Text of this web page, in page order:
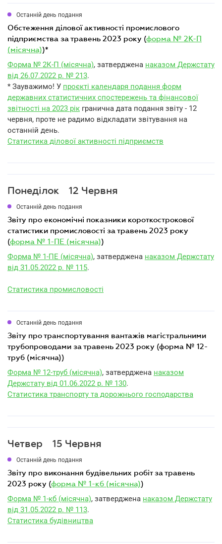
Останній день подання
обстеження ділової активності промислового
підприємства за травень 2023 року (форма № 2К-П
(місячна))*
Форма № 2К-П (місячна), затверджена наказом Держстату
від 26.07.2022 р. № 213.
* Зауважимо! У проєкті календаря подання форм
державних статистичних спостережень та фінансової
звітності на 2023 рік гранична дата подання звіту - 12
червня, проте не радимо відкладати звітування на
останній день.
Статистика ділової активності підприємств
Понеділок 12 Червня
Останній день подання
звіту про економічні показники короткострокової
статистики промисловості за травень 2023 року
(форма № 1-ПЕ (місячна))
Форма № 1-ПЕ (місячна), затверджена наказом Держстату
від 31.05.2022 р. № 115.
Статистика промисловості
Останній день подання
звіту про транспортування вантажів магістральними
трубопроводами за травень 2023 року (форма № 12-
труб (місячна))
Форма № 12-труб (місячна), затверджена наказом
Держстату від 01.06.2022 р. № 130.
Статистика транспорту та дорожнього господарства
Четвер 15 Червня
Останній день подання
звіту про виконання будівельних робіт за травень
2023 року (форма № 1-кб (місячна))
Форма № 1-кб (місячна), затверджена наказом Держстату
від 31.05.2022 р. № 113.
Статистика будівництва